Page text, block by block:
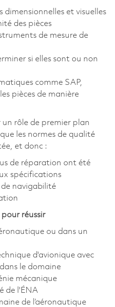
dimensionnelles et visuelles
des pièces
de mesure de
si elles sont ou non
comme SAP,
pièces de manière
un rôle de premier plan
que les normes de qualité
et donc :
de réparation ont été
spécifications
navigabilité
réussir
ou dans un
d'avionique avec
le domaine
mécanique
de l'ÉNA
de l’aéronautique